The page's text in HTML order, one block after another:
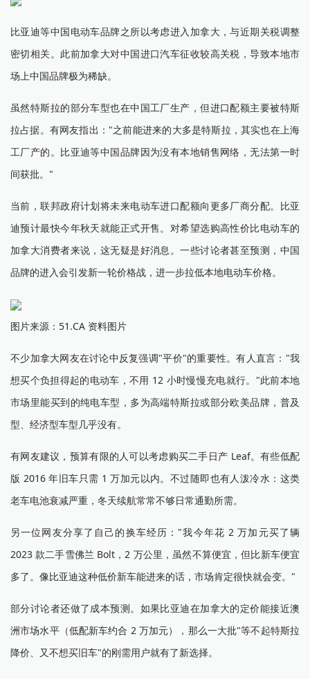
比亚迪等中国电动车品牌之所以考虑进入加拿大，与近期关税调整
密切相关。此前加拿大对中国进口汽车征收较高关税，导致本地市
场上中国品牌极为稀缺。
虽然特斯拉的部分车型也在中国工厂生产，但进口配额主要被特斯
拉占据。有网友指出："之前能进来的大多是特斯拉，其实也在上海
工厂产的。比亚迪等中国品牌因为没有本地销售网络，无法第一时
间获批。"
当前，联邦政府计划将未来电动车进口配额向更多厂商分配。比亚
迪预计最快今年秋天就能正式开售。对希望选购高性价比电动车的
加拿大消费者来说，这无疑是好消息。一些讨论者甚至预测，中国
品牌的进入会引发新一轮价格战，进一步拉低本地电动车价格。
图片来源：51.CA 资料图片
不少加拿大网友在讨论中反复强调"平价"的重要性。有人直言："我
想买个负担得起的电动车，不用 12 小时慢慢充电就行。"此前本地
市场里能买到的纯电车型，多为高端特斯拉或部分欧美品牌，普及
型、经济型车型几乎没有。
有网友建议，预算有限的人可以考虑购买二手日产 Leaf。有些低配
版 2016 年旧车只需 1 万加元以内。不过随即也有人泼冷水：这类
老车电池衰减严重，冬天续航常常不够日常通勤所需。
另一位网友分享了自己的换车经历："我今年花 2 万加元买了辆
2023 款二手雪佛兰 Bolt，2 万公里，虽然不算便宜，但比新车便宜
多了。像比亚迪这种低价新车能进来的话，市场肯定很快就会变。"
部分讨论者还做了成本预测。如果比亚迪在加拿大的定价能接近澳
洲市场水平（低配新车约合 2 万加元），那么一大批"等不起特斯拉
降价、又不想买旧车"的刚需用户就有了新选择。